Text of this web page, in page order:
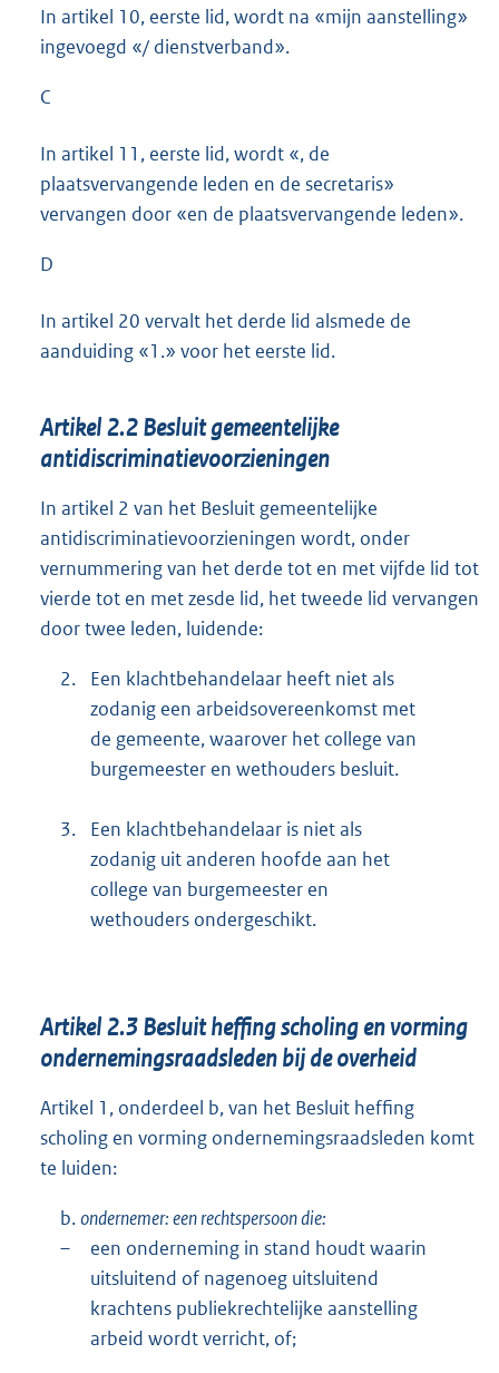
In artikel 10, eerste lid, wordt na «mijn aanstelling»
ingevoegd «/ dienstverband».
C
In artikel 11, eerste lid, wordt «, de
plaatsvervangende leden en de secretaris»
vervangen door «en de plaatsvervangende leden».
D
In artikel 20 vervalt het derde lid alsmede de
aanduiding «1.» voor het eerste lid.
Artikel 2.2 Besluit gemeentelijke
antidiscriminatievoorzieningen
In artikel 2 van het Besluit gemeentelijke
antidiscriminatievoorzieningen wordt, onder
vernummering van het derde tot en met vijfde lid tot
vierde tot en met zesde lid, het tweede lid vervangen
door twee leden, luidende:
2.
Een klachtbehandelaar heeft niet als
zodanig een arbeidsovereenkomst met
de gemeente, waarover het college van
burgemeester en wethouders besluit.
3.
Een klachtbehandelaar is niet als
zodanig uit anderen hoofde aan het
college van burgemeester en
wethouders ondergeschikt.
Artikel 2.3 Besluit heffing scholing en vorming
ondernemingsraadsleden bij de overheid
Artikel 1, onderdeel b, van het Besluit heffing
scholing en vorming ondernemingsraadsleden komt
te luiden:
b.ondernemer: een rechtspersoon die:
–
een onderneming in stand houdt waarin
uitsluitend of nagenoeg uitsluitend
krachtens publiekrechtelijke aanstelling
arbeid wordt verricht, of;